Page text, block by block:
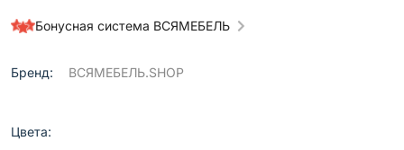
Бонусная система ВСЯМЕБЕЛЬ
Бренд: ВСЯМЕБЕЛЬ.SHOP
Цвета: